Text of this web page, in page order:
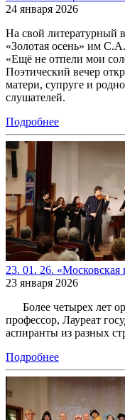
24 января 2026
На свой литературный
«Золотая осень» им
«Ещё не отпели мои
Поэтический вечер
матери, супруге и
слушателей.
Подробнее
23. 01. 26. «Московская
23 января 2026
Более четырех лет
профессор, Лауреат
аспиранты из разных
Подробнее